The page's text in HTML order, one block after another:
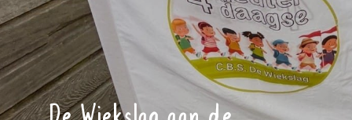
De Wiekslag aan de